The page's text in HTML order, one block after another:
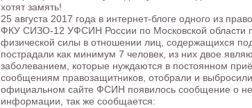
хотят замять!
25 августа 2017 года в интернет-блоге одного из
ФКУ СИЗО-12 УФСИН России по Московской области
физической силы в отношении лиц, содержащихся
пострадали как минимум 7 человек, из них двое
заболеванием, которые нуждаются в постоянном
сообщениям правозащитников, отобрали и
официальном сайте ФСИН появилось сообщение о
информации, так же сообщается: